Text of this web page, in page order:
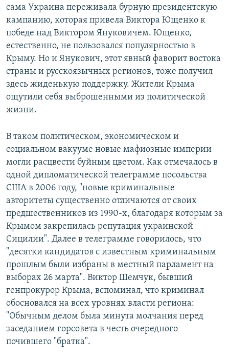
сама Украина переживала бурную президентскую
кампанию, которая привела Виктора Ющенко к
победе над Виктором Януковичем. Ющенко,
естественно, не пользовался популярностью в
Крыму. Но и Янукович, этот явный фаворит востока
страны и русскоязычных регионов, тоже получил
здесь жиденькую поддержку. Жители Крыма
ощутили себя выброшенными из политической
жизни.
В таком политическом, экономическом и
социальном вакууме новые мафиозные империи
могли расцвести буйным цветом. Как отмечалось в
одной дипломатической телеграмме посольства
США в 2006 году, "новые криминальные
авторитеты существенно отличаются от своих
предшественников из 1990-х, благодаря которым за
Крымом закрепилась репутация украинской
Сицилии". Далее в телеграмме говорилось, что
"десятки кандидатов с известным криминальным
прошлым были избраны в местный парламент на
выборах 26 марта". Виктор Шемчук, бывший
генпрокурор Крыма, вспоминал, что криминал
обосновался на всех уровнях власти региона:
"Обычным делом была минута молчания перед
заседанием горсовета в честь очередного
почившего "братка".